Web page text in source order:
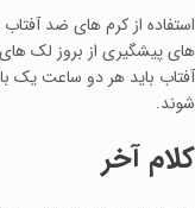
های پیشگیری از بروز لک‌
آفتاب باید هر دو ساعت یک‌
شوند.
کلام آخر